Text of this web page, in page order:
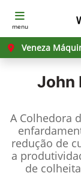
menu
Veneza
John
A Colhedora
redução de
a
de